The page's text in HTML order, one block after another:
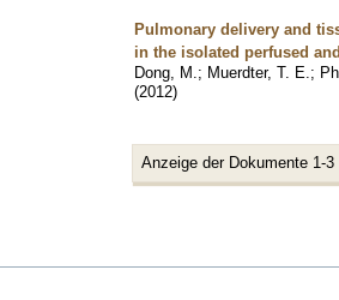
Pulmonary delivery and
in the isolated perfused
Dong, M. ; Muerdter, T. E. ;
(2012)
Anzeige der Dokumente 1-3